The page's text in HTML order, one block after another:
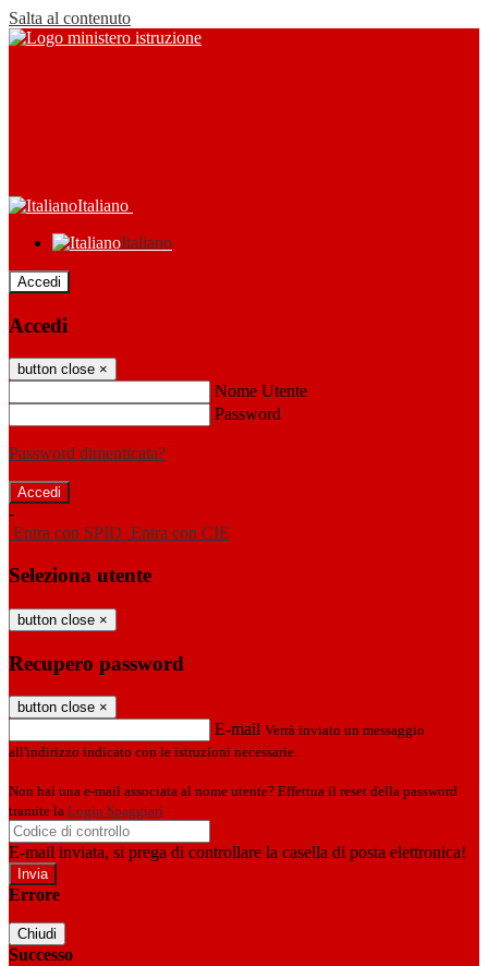
Salta al contenuto
Italiano
Italiano
Accedi
Accedi
button close ×
Nome Utente
Password
Password dimenticata?
-
Entra con SPID Entra con CIE
Seleziona utente
button close ×
Recupero password
button close ×
E-mail Verrà inviato un messaggio
all'indirizzo indicato con le istruzioni necessarie.
Non hai una e-mail associata al nome utente? Effettua il reset della password
tramite la Login Spaggiari
E-mail inviata, si prega di controllare la casella di posta elettronica!
Errore
Chiudi
Successo